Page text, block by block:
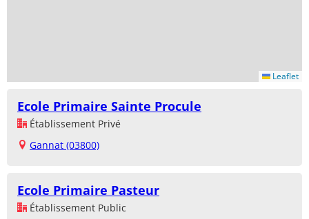
Leaflet
Ecole Primaire Sainte Procule
Établissement Privé
Gannat (03800)
Ecole Primaire Pasteur
Établissement Public